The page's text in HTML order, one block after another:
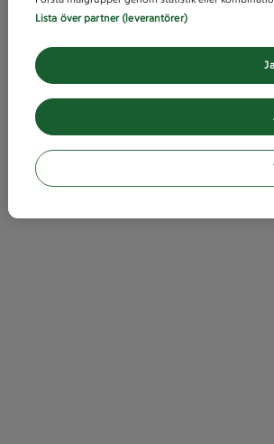
Lista över partner (leverantörer)